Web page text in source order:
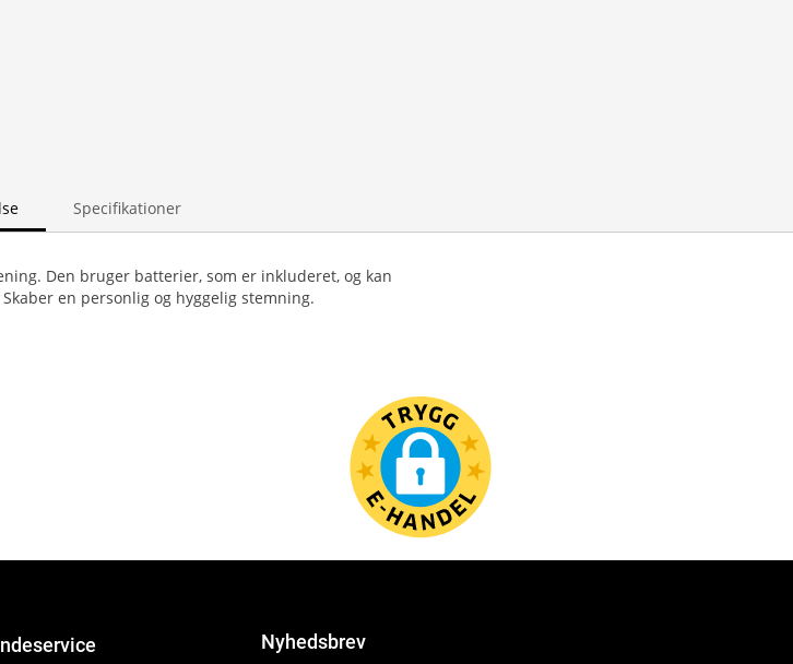
Specifikationer
Den bruger batterier, som er inkluderet, og kan
en personlig og hyggelig stemning.
Nyhedsbrev